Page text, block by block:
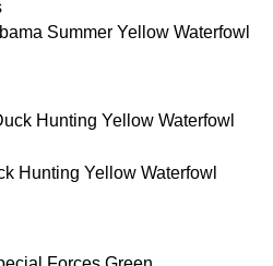
Summer Yellow Waterfowl
Hunting Yellow Waterfowl